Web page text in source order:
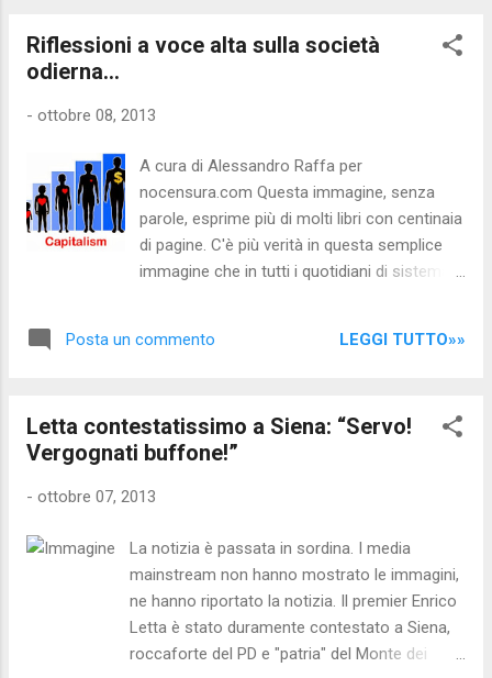
sovraffollamento e di indifferenza, mentre
SOLO ORA CHE DEVONO SALVARE LE
RICORDANO... Che il sistema carcerario sia al
collasso è una manna per i politici; qui c'è la
volontà politica di mantenere i carceri in una
situazione di emergenza, in modo da poter
giocare il "jolly" dell'indulto-amnistia quando
anni fa salvò numerosi politic...
Riflessioni a voce alta sulla società
odierna...
- ottobre 08, 2013
A cura di Alessandro Raffa per
nocensura.com Questa immagine, senza
parole, esprime più di molti libri con centinaia
di pagine. C'è più verità in questa semplice
immagine che in tutti i quotidiani di sistema
loro la maggioranza delle persone sono
figli. Molte volte critichiamo i parlamentari: e
con quello che combinano non potrebbe
posizione di privilegio sono pronti a votare
loro dai "capibastone"; molti pur
guadagnando già quanto 10, 20, 100 "cittadini
qualsiasi" (nella maggioranza dei casi oltre
grosse entrate) si prostituiscono alle lobby
Posta un commento LEGGI TUTTO»»
Letta contestatissimo a Siena: “Servo!
Vergognati buffone!”
- ottobre 07, 2013
La notizia è passata in sordina. I media
mainstream non hanno mostrato le immagini,
ne hanno riportato la notizia. Il premier Enrico
Letta è stato duramente contestato a Siena,
roccaforte del PD e "patria" del Monte dei